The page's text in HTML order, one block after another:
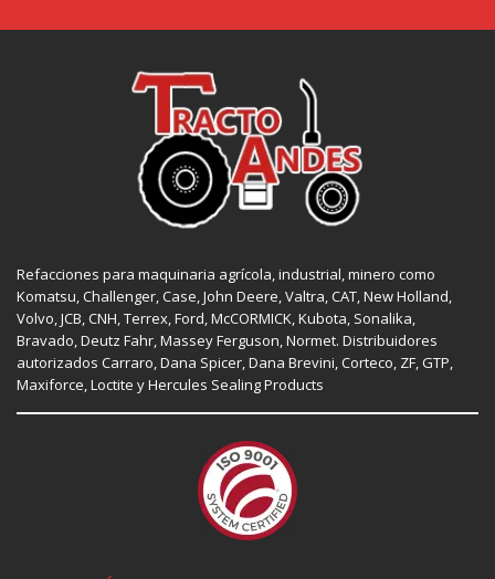
Refacciones para maquinaria agrícola, industrial, minero como
Komatsu, Challenger,Case,John Deere, Valtra,CAT,New Holland,
Volvo,JCB,CNH, Terrex,Ford, McCORMICK,Kubota, Sonalika,
Bravado, Deutz Fahr,Massey Ferguson,Normet. Distribuidores
autorizados Carraro,Dana Spicer, Dana Brevini,Corteco, ZF,GTP,
Maxiforce,Loctite y Hercules Sealing Products